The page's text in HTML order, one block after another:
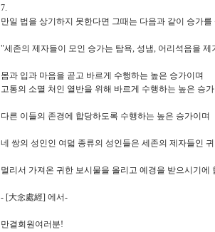
7.
만일 법을 상기하지 못한다면 그때는 다음과 같이 승가를
"세존의 제자들이 모인 승가는 탐욕, 성냄, 어리석음을
몸과 입과 마음을 곧고 바르게 수행하는 높은 승가이며
고통의 소멸 처인 열반을 위해 바르게 수행하는 높은 승가
다른 이들의 존경에 합당하도록 수행하는 높은 승가이며
네 쌍의 성인인 여덟 종류의 성인들은 세존의 제자들인
멀리서 가져온 귀한 보시물을 올리고 예경을 받으시기에
- [大念處經] 에서-
만결회원여러분!